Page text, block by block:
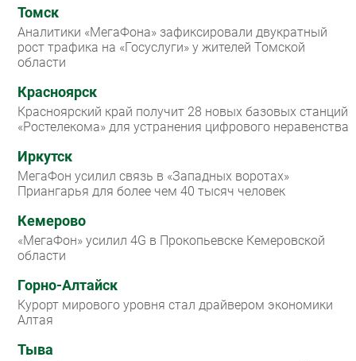
Томск
Аналитики «МегаФона» зафиксировали двукратный
рост трафика на «Госуслуги» у жителей Томской
области
Красноярск
Красноярский край получит 28 новых базовых станций
«Ростелекома» для устранения цифрового неравенства
Иркутск
МегаФон усилил связь в «Западных воротах»
Приангарья для более чем 40 тысяч человек
Кемерово
«МегаФон» усилил 4G в Прокопьевске Кемеровской
области
Горно-Алтайск
Курорт мирового уровня стал драйвером экономики
Алтая
Тыва